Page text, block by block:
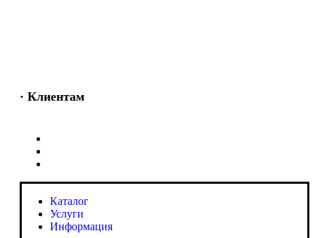
· Клиентам
Каталог
Услуги
Информация